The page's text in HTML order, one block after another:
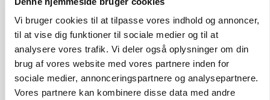
Vi bruger cookies til at tilpasse vores indhold og annoncer,
til at vise dig funktioner til sociale medier og til at
analysere vores trafik. Vi deler også oplysninger om din
brug af vores website med vores partnere inden for
sociale medier, annonceringspartnere og analysepartnere.
Vores partnere kan kombinere disse data med andre
MARKED
Russisk mælkepris dykker 23 procent
Annonce